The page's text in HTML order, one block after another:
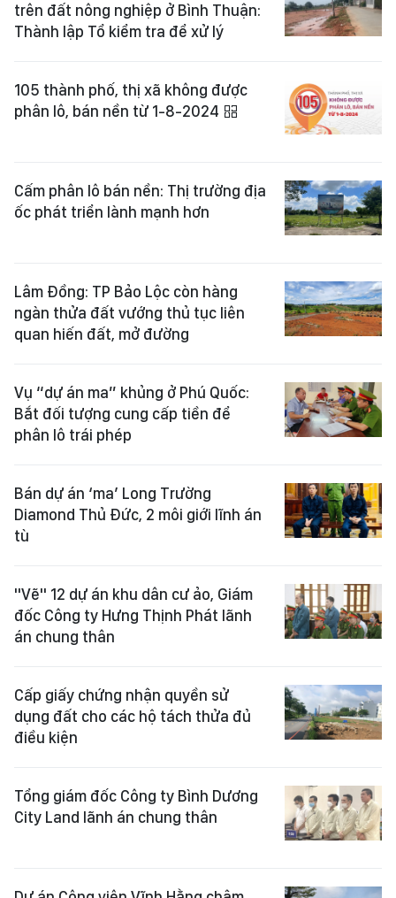
trên đất nông nghiệp ở Bình Thuận:
Thành lập Tổ kiểm tra để xử lý
105 thành phố, thị xã không được
phân lô, bán nền từ 1-8-2024
Cấm phân lô bán nền: Thị trường địa
ốc phát triển lành mạnh hơn
Lâm Đồng: TP Bảo Lộc còn hàng
ngàn thửa đất vướng thủ tục liên
quan hiến đất, mở đường
Vụ “dự án ma” khủng ở Phú Quốc:
Bắt đối tượng cung cấp tiền để
phân lô trái phép
Bán dự án ‘ma’ Long Trường
Diamond Thủ Đức, 2 môi giới lĩnh án
tù
"Vẽ" 12 dự án khu dân cư ảo, Giám
đốc Công ty Hưng Thịnh Phát lãnh
án chung thân
Cấp giấy chứng nhận quyền sử
dụng đất cho các hộ tách thửa đủ
điều kiện
Tổng giám đốc Công ty Bình Dương
City Land lãnh án chung thân